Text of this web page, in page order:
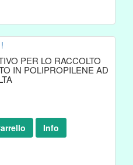
!
PER LO RACCOLTO
IN POLIPROPILENE AD
Info